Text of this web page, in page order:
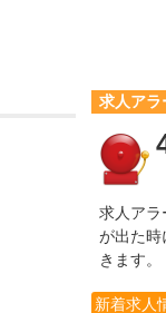
求人アラ
求人アラ
が出た時
きます。
新着求人